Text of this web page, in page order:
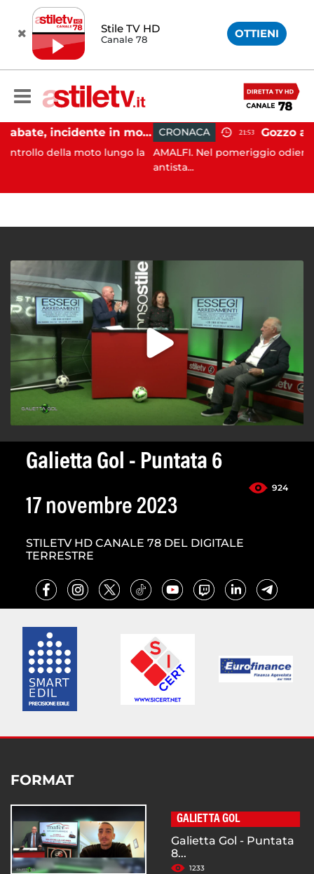
Stile TV HD
Canale 78 OTTIENI
Castellabate, incidente in moto: 27enne in ospedale
moto lungo la
CRONACA 21:53
AMALFI. Nel pomeriggio odierno, nello
Galietta Gol - Puntata 6
924
17 novembre 2023
STILETV HD CANALE 78 DEL DIGITALE
TERRESTRE
FORMAT
GALIETTA GOL
Galietta Gol - Puntata
8...
1233